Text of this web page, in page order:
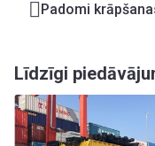
Padomi
Līdzīgi